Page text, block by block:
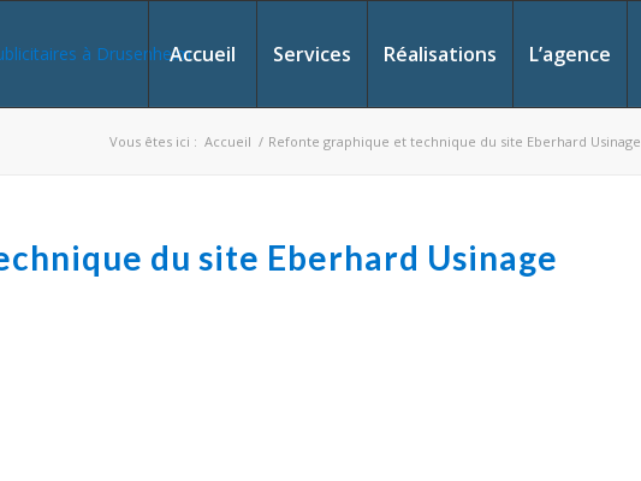
Accueil Services Réalisations L’agence
Vous êtes ici : Accueil / Refonte graphique et technique du site Eberhard Usinage
du site Eberhard Usinage